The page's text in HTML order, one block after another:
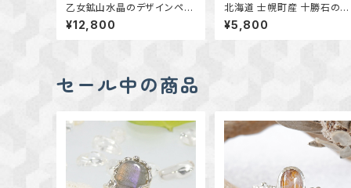
乙女鉱山水晶のデザインペン
ダント ～国産鉱物～ ＊天然
石アクセサリー ペンダントト
ップ 一点物＊
¥12,800
北海道 士幌町産 十勝石のペ
ンダント ｋ14GF 天然石ア
セサリー 一点物 macari
¥5,800
セール中の商品